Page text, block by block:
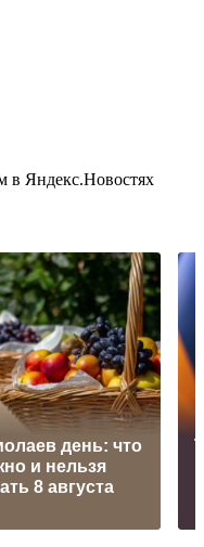
в Яндекс.Новостях
день: что
и нельзя
8 августа